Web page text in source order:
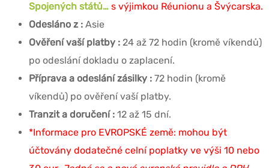
Spojených států… s výjimkou Réunionu a Švýcarska.
Odesláno z : Asie
Ověření vaší platby : 24 až 72 hodin (kromě víkendů)
po odeslání dokladu o zaplacení.
Příprava a odeslání zásilky : 72 hodin (kromě
víkendů) po ověření vaší platby.
Tranzit a doručení : 12 až 15 dní.
*Informace pro EVROPSKÉ země: mohou být
účtovány dodatečné celní poplatky ve výši 10 nebo